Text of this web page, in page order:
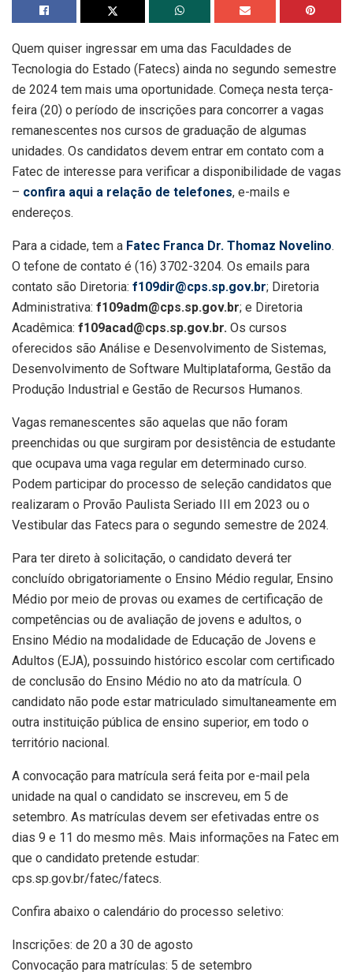
Quem quiser ingressar em uma das Faculdades de
Tecnologia do Estado (Fatecs) ainda no segundo semestre
de 2024 tem mais uma oportunidade. Começa nesta terça-
feira (20) o período de inscrições para concorrer a vagas
remanescentes nos cursos de graduação de algumas
unidades. Os candidatos devem entrar em contato com a
Fatec de interesse para verificar a disponibilidade de vagas
– confira aqui a relação de telefones, e-mails e
endereços.
Para a cidade, tem a Fatec Franca Dr. Thomaz Novelino.
O tefone de contato é (16) 3702-3204. Os emails para
contato são Diretoria: f109dir@cps.sp.gov.br; Diretoria
Administrativa: f109adm@cps.sp.gov.br; e Diretoria
Acadêmica: f109acad@cps.sp.gov.br. Os cursos
oferecidos são Análise e Desenvolvimento de Sistemas,
Desenvolvimento de Software Multiplataforma, Gestão da
Produção Industrial e Gestão de Recursos Humanos.
Vagas remanescentes são aquelas que não foram
preenchidas ou que surgiram por desistência de estudante
que ocupava uma vaga regular em determinado curso.
Podem participar do processo de seleção candidatos que
realizaram o Provão Paulista Seriado III em 2023 ou o
Vestibular das Fatecs para o segundo semestre de 2024.
Para ter direto à solicitação, o candidato deverá ter
concluído obrigatoriamente o Ensino Médio regular, Ensino
Médio por meio de provas ou exames de certificação de
competências ou de avaliação de jovens e adultos, o
Ensino Médio na modalidade de Educação de Jovens e
Adultos (EJA), possuindo histórico escolar com certificado
de conclusão do Ensino Médio no ato da matrícula. O
candidato não pode estar matriculado simultaneamente em
outra instituição pública de ensino superior, em todo o
território nacional.
A convocação para matrícula será feita por e-mail pela
unidade na qual o candidato se inscreveu, em 5 de
setembro. As matrículas devem ser efetivadas entre os
dias 9 e 11 do mesmo mês. Mais informações na Fatec em
que o candidato pretende estudar:
cps.sp.gov.br/fatec/fatecs.
Confira abaixo o calendário do processo seletivo:
Inscrições: de 20 a 30 de agosto
Convocação para matrículas: 5 de setembro